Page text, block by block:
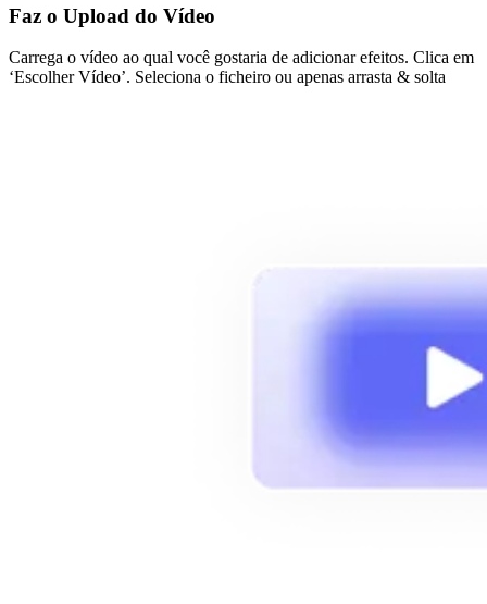
Faz o Upload do Vídeo
Carrega o vídeo ao qual você gostaria de adicionar efeitos. Clica em
‘Escolher Vídeo’. Seleciona o ficheiro ou apenas arrasta & solta